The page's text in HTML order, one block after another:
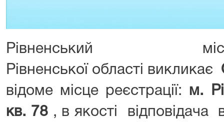
Рівненський
Рівненської області викликає
відоме місце реєстрації:
м.
кв. 78, в якості відповідача